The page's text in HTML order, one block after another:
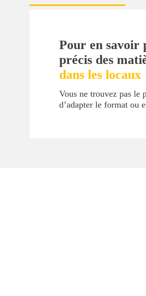
Pour en savoir
précis des
dans les locaux
Vous ne trouvez pas le
d’adapter le format ou